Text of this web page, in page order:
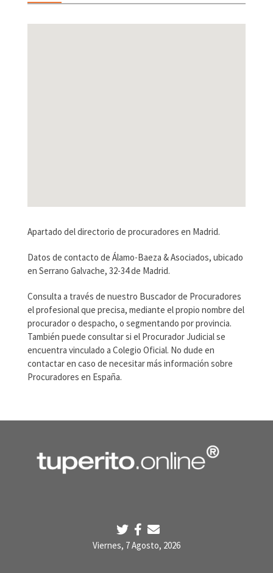
Apartado del directorio de procuradores en Madrid.
Datos de contacto de Álamo-Baeza & Asociados, ubicado
en Serrano Galvache, 32-34 de Madrid.
Consulta a través de nuestro Buscador de Procuradores
el profesional que precisa, mediante el propio nombre del
procurador o despacho, o segmentando por provincia.
También puede consultar si el Procurador Judicial se
encuentra vinculado a Colegio Oficial. No dude en
contactar en caso de necesitar más información sobre
Procuradores en España.
Viernes, 7 Agosto, 2026